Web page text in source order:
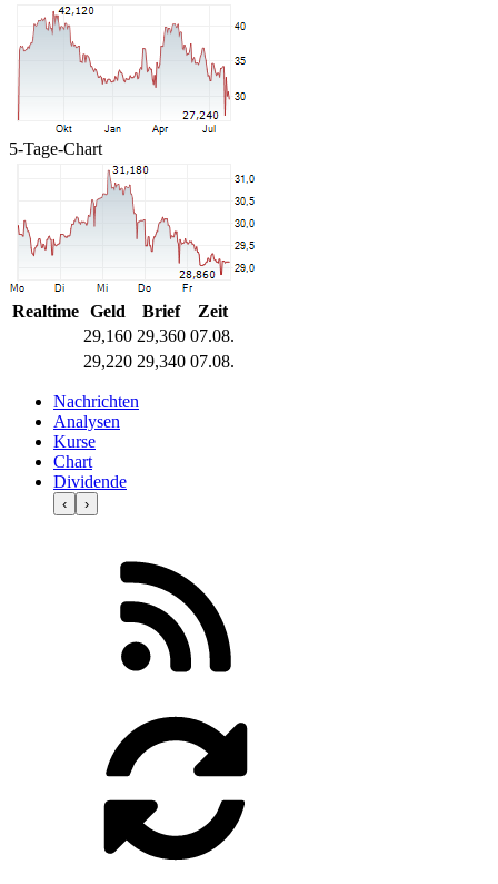
5-Tage-Chart
Realtime Geld Brief
Zeit
29,160 29,360 07.08.
29,220 29,340 07.08.
Nachrichten
Analysen
Kurse
Chart
Dividende
‹ ›